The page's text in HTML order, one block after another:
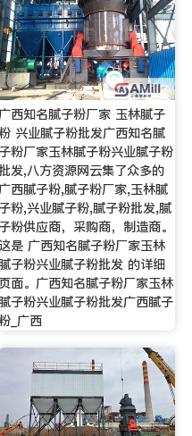
广西知名腻子粉厂家 玉林腻子
粉 兴业腻子粉批发广西知名腻
子粉厂家玉林腻子粉兴业腻子粉
发,八方资源网云集了众多的
广西腻子粉,腻子粉厂家,玉林腻
子粉,兴业腻子粉,腻子粉批发,腻
子粉供应商，采购商，制造商。
这是 广西知名腻子粉厂家玉林
子粉兴业腻子粉批发 的详细
页面。广西知名腻子粉厂家玉林
子粉兴业腻子粉批发广西腻子
粉_广西